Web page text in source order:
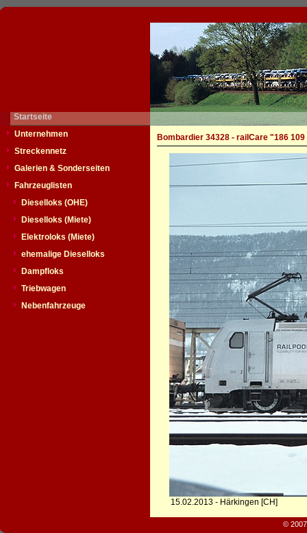
Startseite
Unternehmen
Streckennetz
Galerien & Sonderseiten
Fahrzeuglisten
Dieselloks (OHE)
Dieselloks (Miete)
Elektroloks (Miete)
ehemalige Dieselloks
Dampfloks
Triebwagen
Nebenfahrzeuge
Bombardier 34328 - railCare "186 109
15.02.2013 - Härkingen [CH]
©